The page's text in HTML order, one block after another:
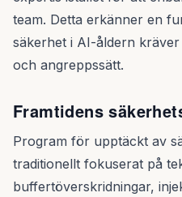
team. Detta erkänner en
säkerhet i AI-åldern
och angreppssätt.
Framtidens
Program för upptäckt av
traditionellt fokuserat på
buffertöverskridningar,